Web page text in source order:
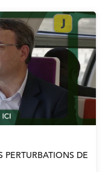
PERTURBATIONS DE